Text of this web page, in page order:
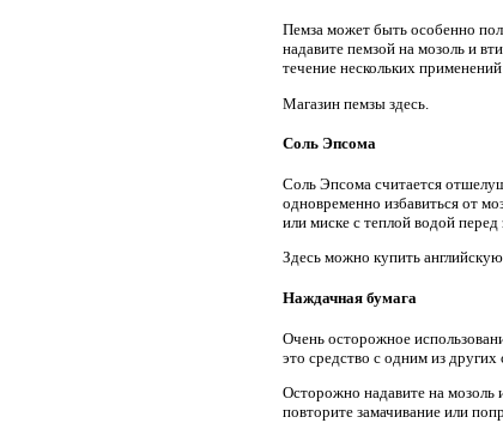
Пемза может быть особенно
надавите пемзой на мозоль и
течение нескольких
Магазин пемзы здесь.
Соль Эпсома
Соль Эпсома считается
одновременно избавиться от
или миске с теплой водой
Здесь можно купить
Наждачная бумага
Очень осторожное
это средство с одним из
Осторожно надавите на мозоль
повторите замачивание или